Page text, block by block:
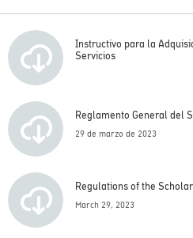
Instructivo para la
Servicios
Reglamento General del
29 de marzo de 2023
Regulations of the
March 29, 2023